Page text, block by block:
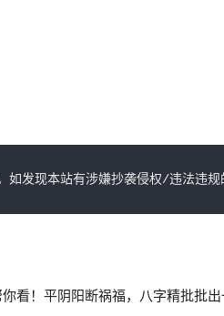
如发现本站有涉嫌抄袭侵权/违法违规
看！平阴阳断祸福，八字精批批出